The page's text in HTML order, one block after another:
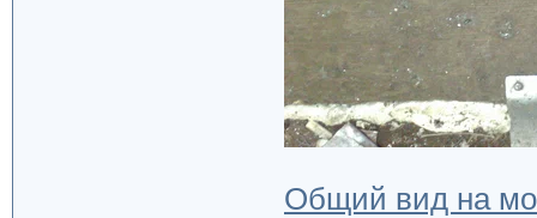
Общий вид на